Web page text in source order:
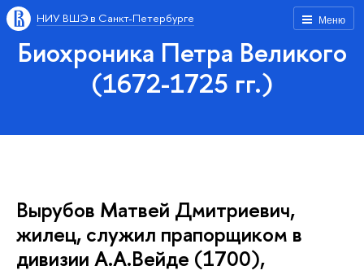
Меню
НИУ ВШЭ в Санкт-Петербурге
Биохроника Петра Великого
(1672-1725 гг.)
Вырубов Матвей Дмитриевич,
жилец, служил прапорщиком в
дивизии А.А.Вейде (1700),